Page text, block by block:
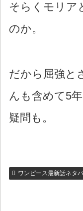
そらくモリア
のか。
だから屈強と
んも含めて5
疑問も。
ワンピース最新話ネタ